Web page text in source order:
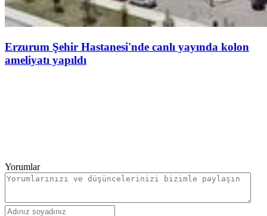
Erzurum Şehir Hastanesi'nde canlı yayında kolon
ameliyatı yapıldı
Yorumlar